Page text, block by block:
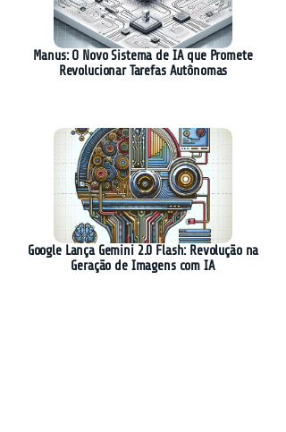
Manus: O Novo Sistema de IA que Promete
Revolucionar Tarefas Autônomas
Google Lança Gemini 2.0 Flash: Revolução na
Geração de Imagens com IA